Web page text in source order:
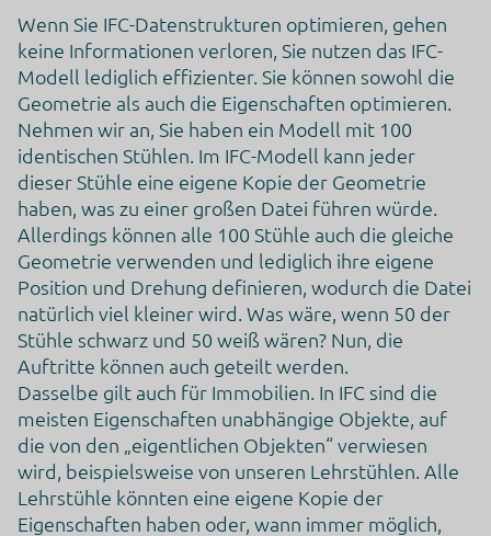
Wenn Sie IFC-Datenstrukturen optimieren, gehen
keine Informationen verloren, Sie nutzen das IFC-
Modell lediglich effizienter. Sie können sowohl die
Geometrie als auch die Eigenschaften optimieren.
Nehmen wir an, Sie haben ein Modell mit 100
identischen Stühlen. Im IFC-Modell kann jeder
dieser Stühle eine eigene Kopie der Geometrie
haben, was zu einer großen Datei führen würde.
Allerdings können alle 100 Stühle auch die gleiche
Geometrie verwenden und lediglich ihre eigene
Position und Drehung definieren, wodurch die Datei
natürlich viel kleiner wird. Was wäre, wenn 50 der
Stühle schwarz und 50 weiß wären? Nun, die
Auftritte können auch geteilt werden.
Dasselbe gilt auch für Immobilien. In IFC sind die
meisten Eigenschaften unabhängige Objekte, auf
die von den „eigentlichen Objekten“ verwiesen
wird, beispielsweise von unseren Lehrstühlen. Alle
Lehrstühle könnten eine eigene Kopie der
Eigenschaften haben oder, wann immer möglich,